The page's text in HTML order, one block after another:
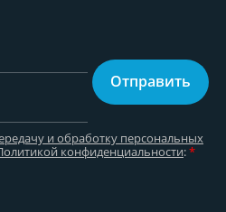
Отправить
и обработку персональных
конфиденциальности:*